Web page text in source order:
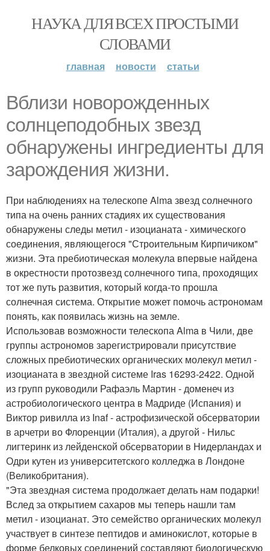
НАУКА ДЛЯ ВСЕХ ПРОСТЫМИ
СЛОВАМИ
главная новости статьи
Вблизи новорожденных
солнцеподобных звезд
обнаружены ингредиенты для
зарождения жизни.
При наблюдениях на телескопе Alma звезд солнечного
типа на очень ранних стадиях их существования
обнаружены следы метил - изоцианата - химического
соединения, являющегося "Строительным Кирпичиком"
жизни. Эта пребиотическая молекула впервые найдена
в окрестности протозвезд солнечного типа, проходящих
тот же путь развития, который когда-то прошла
солнечная система. Открытие может помочь астрономам
понять, как появилась жизнь на земле.
Использовав возможности телескопа Alma в Чили, две
группы астрономов зарегистрировали присутствие
сложных пребиотических органических молекул метил -
изоцианата в звездной системе Iras 16293-2422. Одной
из групп руководили Рафаэль Мартин - доменеч из
астробиологического центра в Мадриде (Испания) и
Виктор ривилла из Inaf - астрофизической обсерватории
в арчетри во Флоренции (Италия), а другой - Нильс
лигтеринк из лейденской обсерватории в Нидерландах и
Одри кутен из университетского колледжа в Лондоне
(Великобритания).
"Эта звездная система продолжает делать нам подарки!
Вслед за открытием сахаров мы теперь нашли там
метил - изоцианат. Это семейство органических молекул
участвует в синтезе пептидов и аминокислот, которые в
форме белковых соединений составляют биологическую